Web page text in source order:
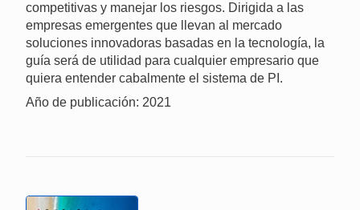
competitivas y manejar los riesgos. Dirigida a las
empresas emergentes que llevan al mercado
soluciones innovadoras basadas en la tecnología, la
guía será de utilidad para cualquier empresario que
quiera entender cabalmente el sistema de PI.
Año de publicación: 2021